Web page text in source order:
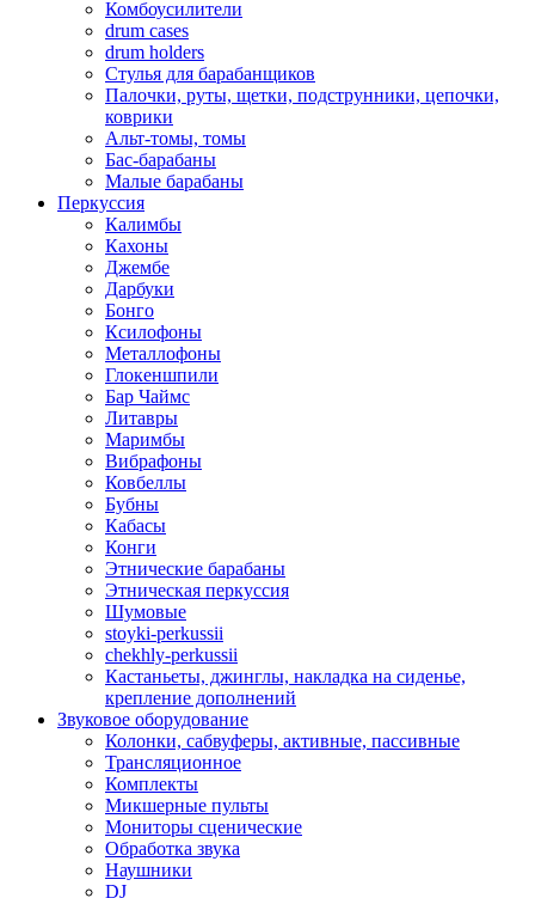
Комбоусилители
drum cases
drum holders
Стулья для барабанщиков
Палочки, руты, щетки, подструнники, цепочки,
коврики
Альт-томы, томы
Бас-барабаны
Малые барабаны
Перкуссия
Калимбы
Кахоны
Джембе
Дарбуки
Бонго
Ксилофоны
Металлофоны
Глокеншпили
Бар Чаймс
Литавры
Маримбы
Вибрафоны
Ковбеллы
Бубны
Кабасы
Конги
Этнические барабаны
Этническая перкуссия
Шумовые
stoyki-perkussii
chekhly-perkussii
Кастаньеты, джинглы, накладка на сиденье,
крепление дополнений
Звуковое оборудование
Колонки, сабвуферы, активные, пассивные
Трансляционное
Комплекты
Микшерные пульты
Мониторы сценические
Обработка звука
Наушники
DJ